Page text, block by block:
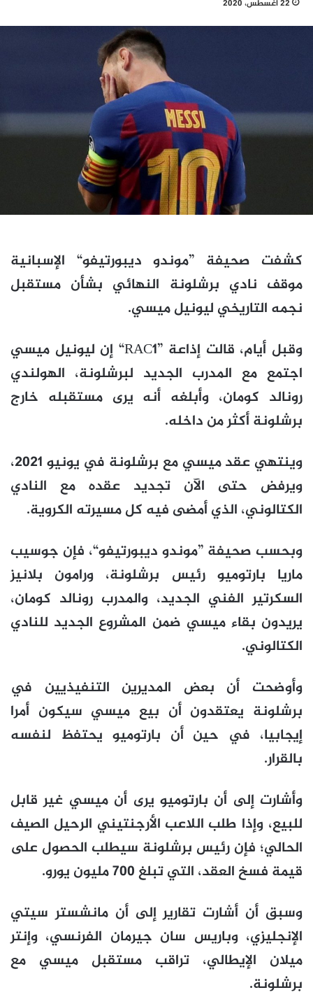
22 أغسطس، 2020
كشفت صحيفة ”موندو ديبورتيفو“ الإسبانية
موقف نادي برشلونة النهائي بشأن مستقبل
نجمه التاريخي ليونيل ميسي.
وقبل أيام، قالت إذاعة ”RAC1“ إن ليونيل ميسي
اجتمع مع المدرب الجديد لبرشلونة، الهولندي
رونالد كومان، وأبلغه أنه يرى مستقبله خارج
برشلونة أكثر من داخله.
وينتهي عقد ميسي مع برشلونة في يونيو 2021،
ويرفض حتى الآن تجديد عقده مع النادي
الكتالوني، الذي أمضى فيه كل مسيرته الكروية.
وبحسب صحيفة ”موندو ديبورتيفو“، فإن جوسيب
ماريا بارتوميو رئيس برشلونة، ورامون بلانيز
السكرتير الفني الجديد، والمدرب رونالد كومان،
يريدون بقاء ميسي ضمن المشروع الجديد للنادي
الكتالوني.
وأوضحت أن بعض المديرين التنفيذيين في
برشلونة يعتقدون أن بيع ميسي سيكون أمرا
إيجابيا، في حين أن بارتوميو يحتفظ لنفسه
بالقرار.
وأشارت إلى أن بارتوميو يرى أن ميسي غير قابل
للبيع، وإذا طلب اللاعب الأرجنتيني الرحيل الصيف
الحالي؛ فإن رئيس برشلونة سيطلب الحصول على
قيمة فسخ العقد، التي تبلغ 700 مليون يورو.
وسبق أن أشارت تقارير إلى أن مانشستر سيتي
الإنجليزي، وباريس سان جيرمان الفرنسي، وإنتر
ميلان الإيطالي، تراقب مستقبل ميسي مع
برشلونة.